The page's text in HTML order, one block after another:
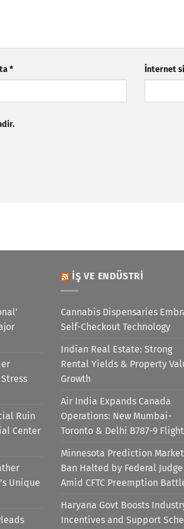
* İnternet
Ruin
Center
Unique
İŞ VE ENDÜSTRI
Cannabis Dispensaries
Self-Checkout Technology
Indian Real Estate: Strong
Rental Yields & Property
Growth
Air India Expands Canada
Operations: New Mumbai-
Toronto & Delhi B787-9
Minnesota Prediction Market
Ban Halted by Federal Judge
Amid CFTC Preemption
Haryana Govt Boosts
Incentives and Support